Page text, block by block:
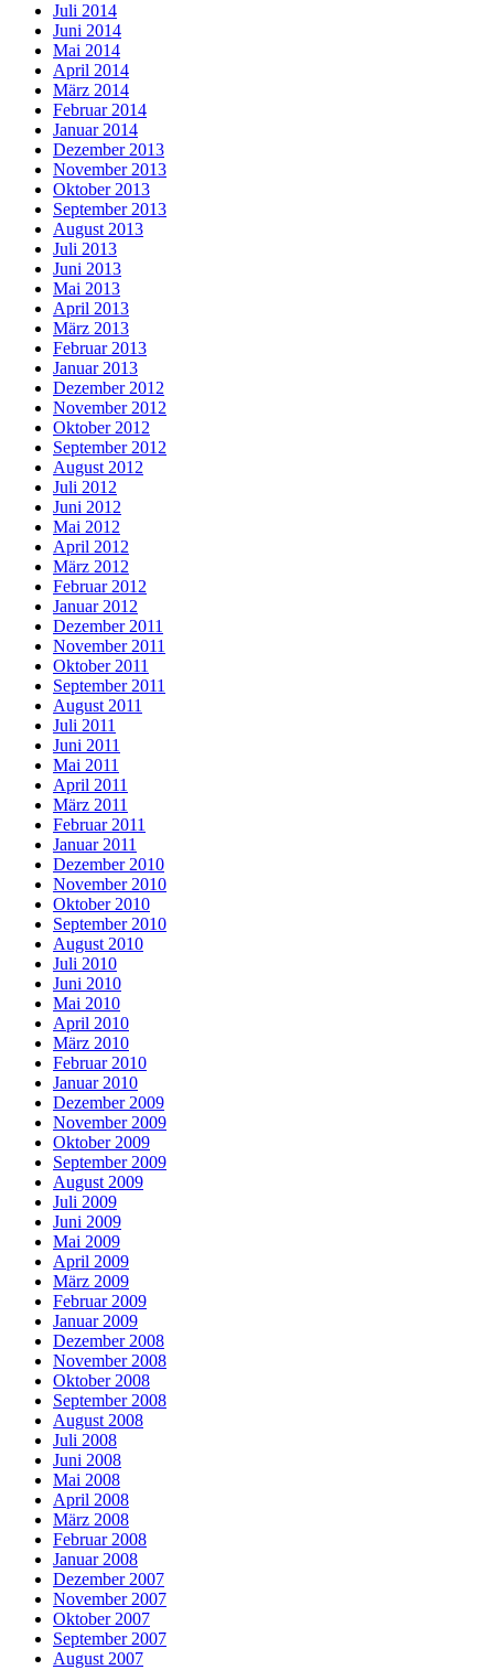
Juli 2014
Juni 2014
Mai 2014
April 2014
März 2014
Februar 2014
Januar 2014
Dezember 2013
November 2013
Oktober 2013
September 2013
August 2013
Juli 2013
Juni 2013
Mai 2013
April 2013
März 2013
Februar 2013
Januar 2013
Dezember 2012
November 2012
Oktober 2012
September 2012
August 2012
Juli 2012
Juni 2012
Mai 2012
April 2012
März 2012
Februar 2012
Januar 2012
Dezember 2011
November 2011
Oktober 2011
September 2011
August 2011
Juli 2011
Juni 2011
Mai 2011
April 2011
März 2011
Februar 2011
Januar 2011
Dezember 2010
November 2010
Oktober 2010
September 2010
August 2010
Juli 2010
Juni 2010
Mai 2010
April 2010
März 2010
Februar 2010
Januar 2010
Dezember 2009
November 2009
Oktober 2009
September 2009
August 2009
Juli 2009
Juni 2009
Mai 2009
April 2009
März 2009
Februar 2009
Januar 2009
Dezember 2008
November 2008
Oktober 2008
September 2008
August 2008
Juli 2008
Juni 2008
Mai 2008
April 2008
März 2008
Februar 2008
Januar 2008
Dezember 2007
November 2007
Oktober 2007
September 2007
August 2007